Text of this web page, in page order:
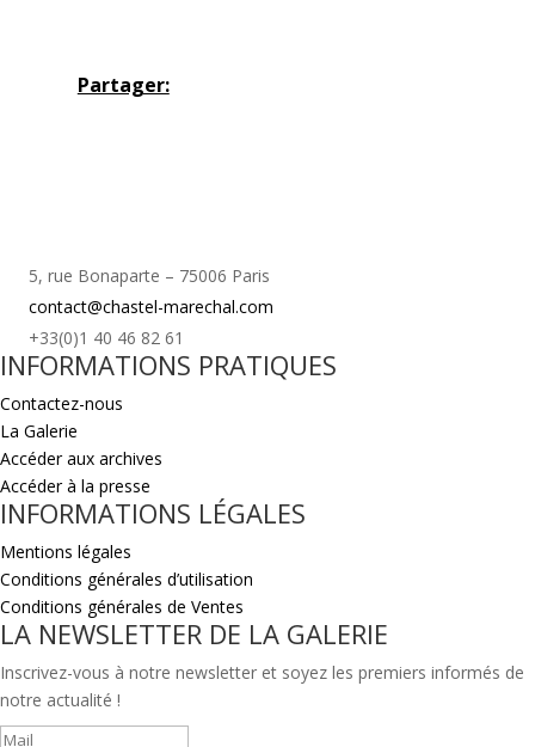
Partager:
5, rue Bonaparte – 75006 Paris
contact@chastel-marechal.com
+33(0)1 40 46 82 61
INFORMATIONS PRATIQUES
Contactez-nous
La Galerie
Accéder aux archives
Accéder à la presse
INFORMATIONS LÉGALES
Mentions légales
Conditions générales d’utilisation
Conditions générales de Ventes
LA NEWSLETTER DE LA GALERIE
Inscrivez-vous à notre newsletter et soyez les premiers informés de
notre actualité !